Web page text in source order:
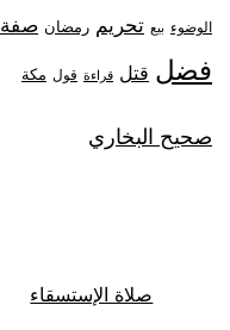
الوضوء بيع تحريم رمضان صفة
فضل قتل قراءة قول مكة
صحيح البخاري
صلاة الإستسقاء